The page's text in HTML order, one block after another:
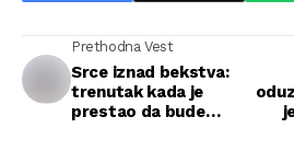
Prethodna Vest
Srce iznad bekstva:
trenutak kada je
prestao da bude